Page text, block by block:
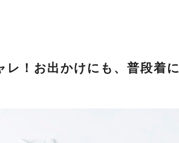
！お出かけにも、普段着に